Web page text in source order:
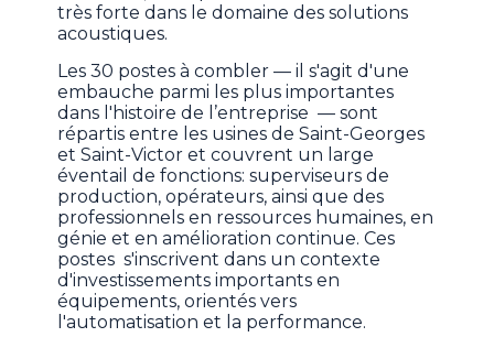
très forte dans le domaine des solutions
acoustiques.
Les 30 postes à combler — il s'agit d'une
embauche parmi les plus importantes
dans l'histoire de l’entreprise — sont
répartis entre les usines de Saint-Georges
et Saint-Victor et couvrent un large
éventail de fonctions: superviseurs de
production, opérateurs, ainsi que des
professionnels en ressources humaines, en
génie et en amélioration continue. Ces
postes s'inscrivent dans un contexte
d'investissements importants en
équipements, orientés vers
l'automatisation et la performance.